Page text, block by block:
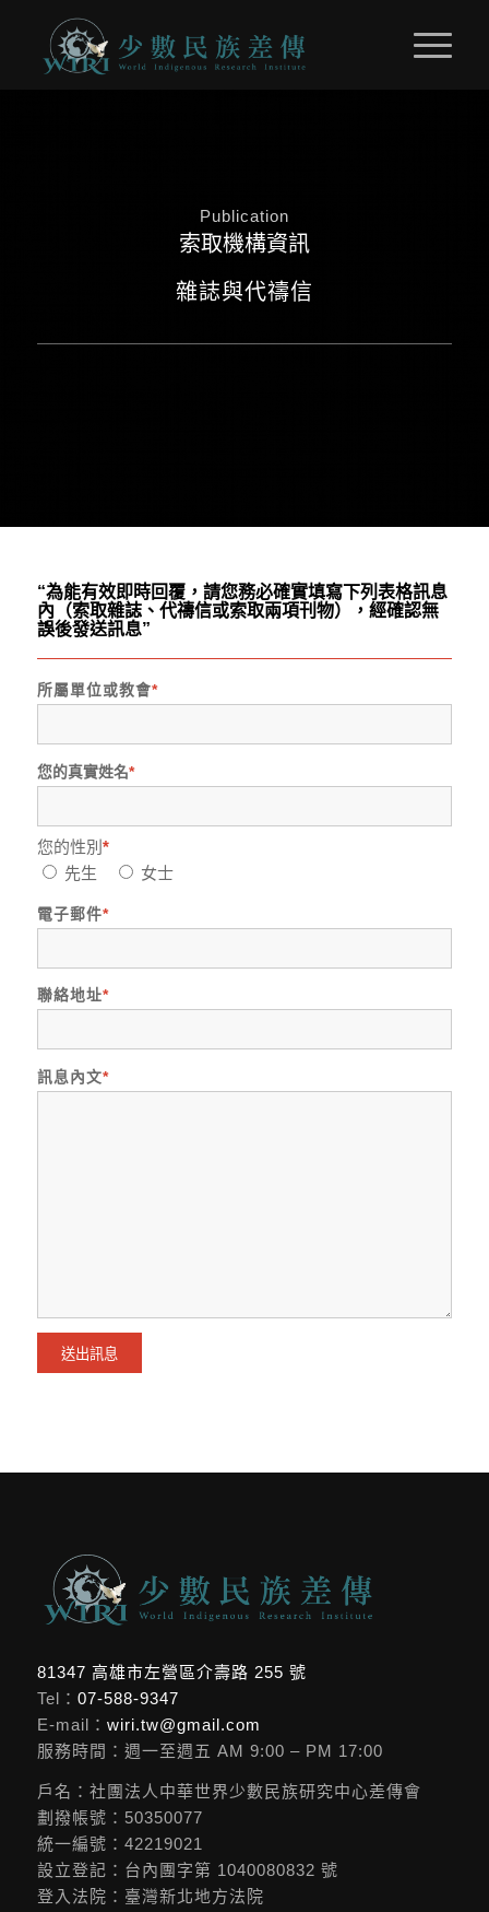
Publication
索取機構資訊
雜誌與代禱信
“為能有效即時回覆，請您務必確實填寫下列表格訊息
內 （索取雜誌、代禱信或索取兩項刊物）
，經確認無
誤後發送訊息”
所屬單位或教會*
您的真實姓名*
您的性別 *
先生
女士
電子郵件*
聯絡地址*
訊息內文*
81347 高雄市左營區介壽路 255 號
Tel： 07-588-9347
E-mail： wiri.tw@gmail.com
服務時間：週一至週五 AM 9:00 – PM 17:00
戶名：社團法人中華世界少數民族研究中心差傳會
劃撥帳號：50350077
統一編號：42219021
設立登記：台內團字第 1040080832 號
登入法院：臺灣新北地方法院